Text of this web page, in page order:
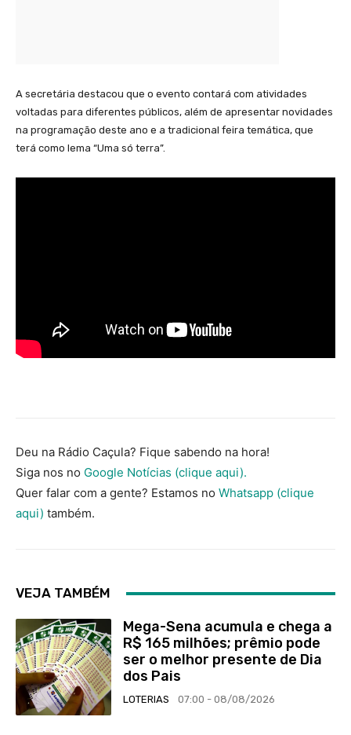
A secretária destacou que o evento contará com atividades
voltadas para diferentes públicos, além de apresentar novidades
na programação deste ano e a tradicional feira temática, que
terá como lema “Uma só terra”.
Deu na Rádio Caçula? Fique sabendo na hora!
Siga nos no Google Notícias (clique aqui).
Quer falar com a gente? Estamos no Whatsapp (clique
aqui) também.
VEJA TAMBÉM
Mega-Sena acumula e chega a
R$ 165 milhões; prêmio pode
ser o melhor presente de Dia
dos Pais
LOTERIAS 07:00 - 08/08/2026